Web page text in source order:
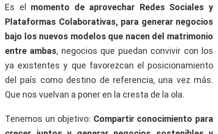
Es el momento de aprovechar Redes Sociales y
Plataformas Colaborativas, para generar negocios
bajo los nuevos modelos que nacen del matrimonio
entre ambas, negocios que puedan convivir con los
ya existentes y que favorezcan el posicionamiento
del país como destino de referencia, una vez más.
Que nos vuelvan a poner en la cresta de la ola.
Tenemos un objetivo: Compartir conocimiento para